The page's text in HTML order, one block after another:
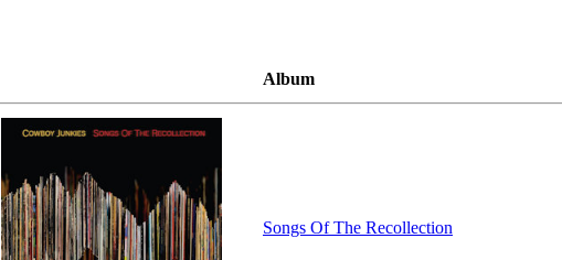
Album
Songs Of The Recollection